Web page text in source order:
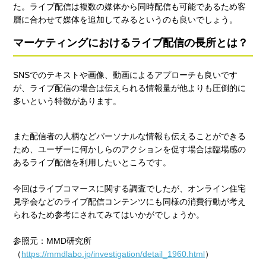
た。ライブ配信は複数の媒体から同時配信も可能であるため客
層に合わせて媒体を追加してみるというのも良いでしょう。
マーケティングにおけるライブ配信の長所とは？
SNSでのテキストや画像、動画によるアプローチも良いです
が、ライブ配信の場合は伝えられる情報量が他よりも圧倒的に
多いという特徴があります。
また配信者の人柄などパーソナルな情報も伝えることができる
ため、ユーザーに何かしらのアクションを促す場合は臨場感の
あるライブ配信を利用したいところです。
今回はライブコマースに関する調査でしたが、オンライン住宅
見学会などのライブ配信コンテンツにも同様の消費行動が考え
られるため参考にされてみてはいかがでしょうか。
参照元：MMD研究所
（https://mmdlabo.jp/investigation/detail_1960.html）